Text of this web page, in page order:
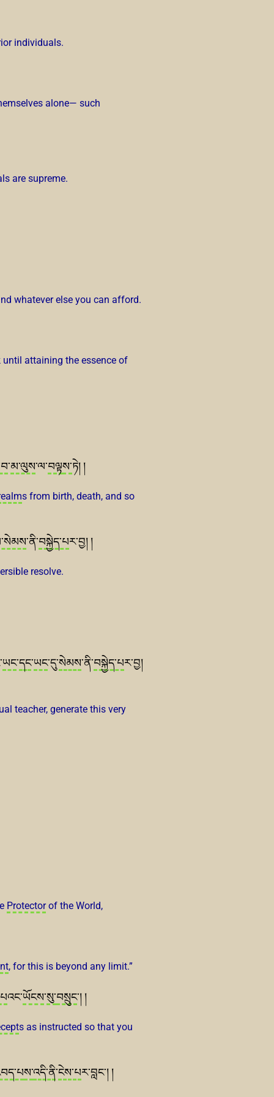
individuals.
alone— such
are supreme.
whatever else you can afford.
until attaining the essence of
་མ་ལུས་ལ་བལྟས་ཏེ། །
s from birth, death, and so
་ནི་བསྐྱེད་པར་བྱ། །
resolve.
་ཡང་དང་ཡང་དུ་སེམས་ནི་བསྐྱེད་པར་བྱ།
teacher, generate this very
Protectorof the World,
, for this is beyond any limit.”
འང་ཡོངས་སུ་བསྲུང་། །
s as instructed so that you
ས་འདི་ནི་ངེས་པར་བླང་། །